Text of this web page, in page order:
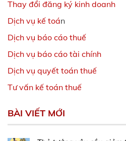
Thay đổi đăng ký kinh doanh
Dịch vụ kế toán
Dịch vụ báo cáo thuế
Dịch vụ báo cáo tài chính
Dịch vụ quyết toán thuế
Tư vấn kế toán thuế
BÀI VIẾT MỚI